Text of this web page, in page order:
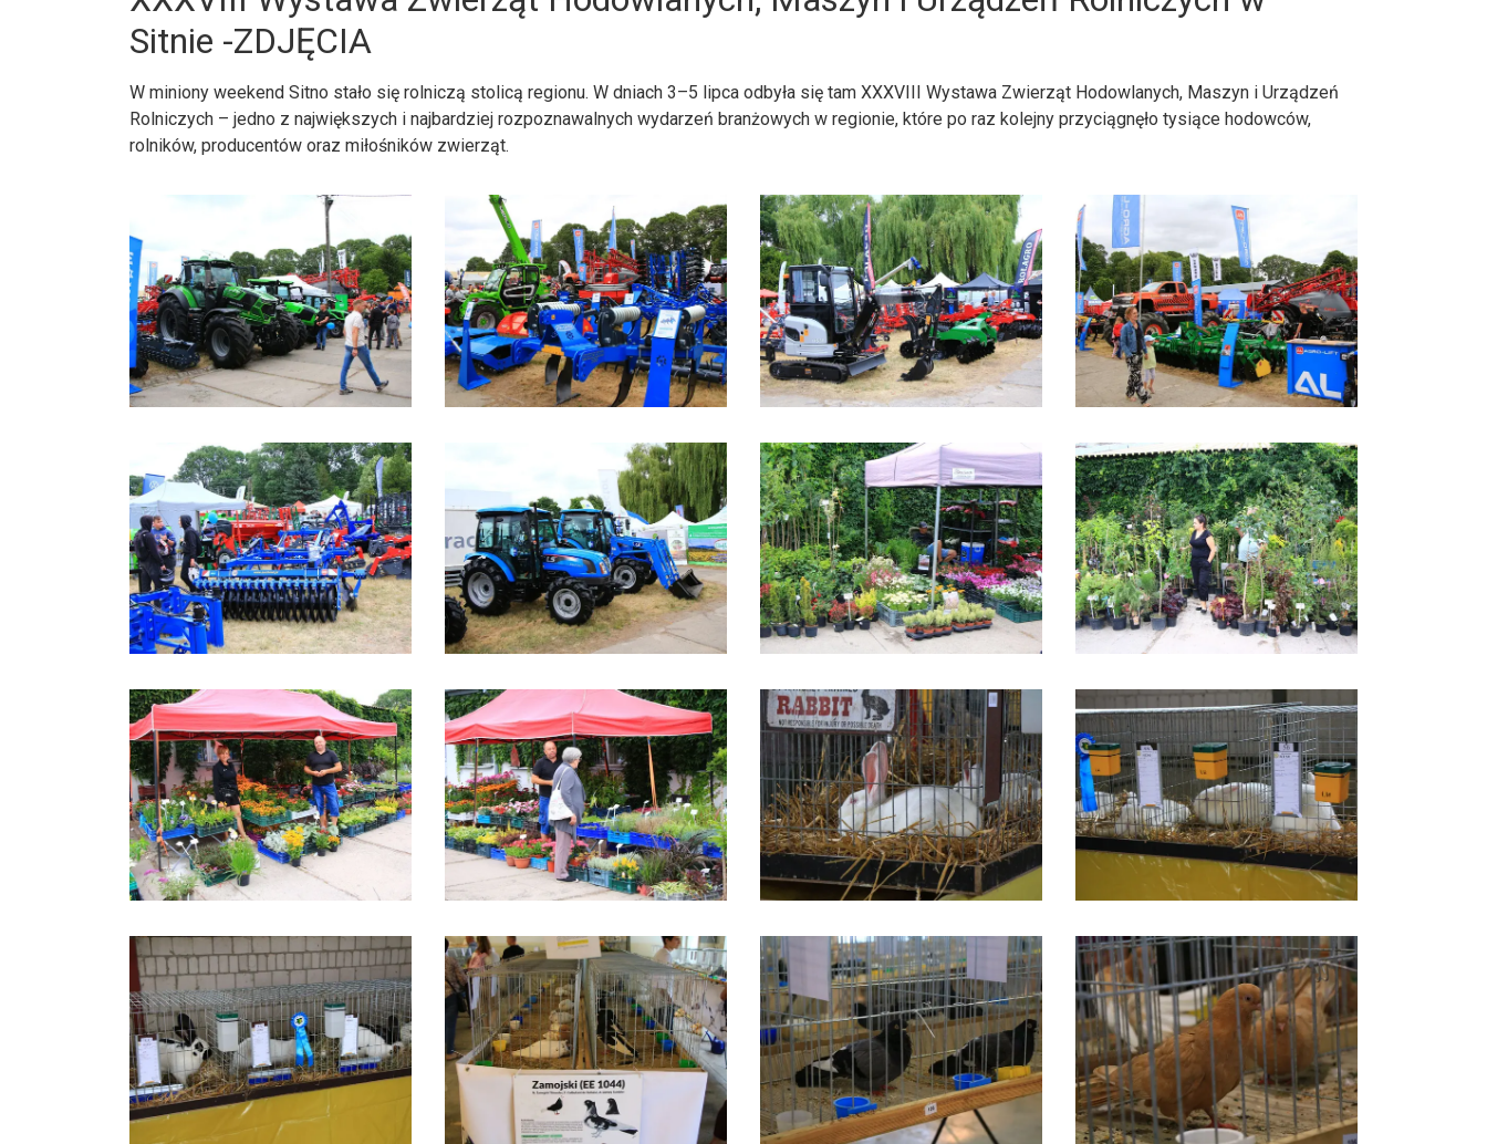
Sitnie -ZDJĘCIA
W miniony weekend Sitno stało się rolniczą stolicą regionu. W dniach 3–5 lipca odbyła się tam XXXVIII Wystawa Zwierząt Hodowlanych, Maszyn i Urządzeń
Rolniczych – jedno z największych i najbardziej rozpoznawalnych wydarzeń branżowych w regionie, które po raz kolejny przyciągnęło tysiące hodowców,
rolników, producentów oraz miłośników zwierząt.